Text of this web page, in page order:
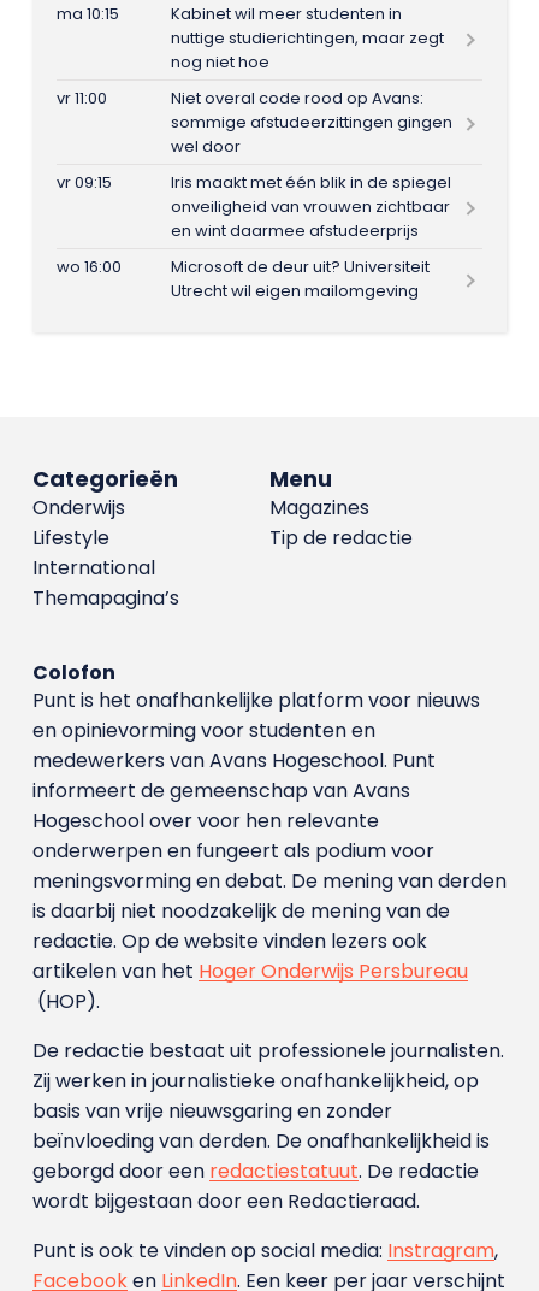
ma 10:15
Kabinet wil meer studenten in
nuttige studierichtingen, maar zegt
nog niet hoe
vr 11:00
Niet overal code rood op Avans:
sommige afstudeerzittingen gingen
wel door
vr 09:15
Iris maakt met één blik in de spiegel
onveiligheid van vrouwen zichtbaar
en wint daarmee afstudeerprijs
wo 16:00
Microsoft de deur uit? Universiteit
Utrecht wil eigen mailomgeving
Menu
Magazines
Tip de redactie
Categorieën
Onderwijs
Lifestyle
International
Themapagina’s
Colofon
Punt is het onafhankelijke platform voor nieuws
en opinievorming voor studenten en
medewerkers van Avans Hoge­school. Punt
informeert de gemeenschap van Avans
Hogeschool over voor hen relevante
onderwerpen en fungeert als podium voor
meningsvorming en debat. De mening van derden
is daarbij niet noodzakelijk de mening van de
redactie. Op de website vinden lezers ook
artikelen van het Hoger Onderwijs Persbureau
(HOP).
De redactie bestaat uit professionele journalisten.
Zij werken in journalistieke onafhankelijkheid, op
basis van vrije nieuwsgaring en zonder
beïnvloeding van derden. De onafhankelijkheid is
geborgd door een redactiestatuut. De redactie
wordt bijgestaan door een Redactieraad.
Punt is ook te vinden op social media: Instragram,
Facebooken LinkedIn. Een keer per jaar verschijnt